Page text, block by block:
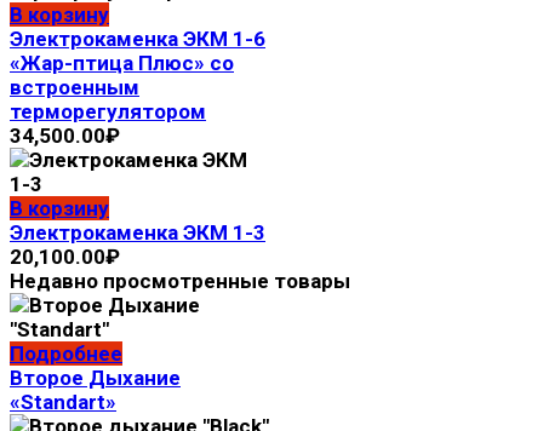
В корзину
Электрокaмeнка ЭКМ 1-6
«Жар-птица Плюс» со
встроенным
терморегулятором
34,500.00₽
В корзину
Электрокаменка ЭКМ 1-3
20,100.00₽
Недавно просмотренные товары
Подробнее
Второе Дыхание
«Standart»